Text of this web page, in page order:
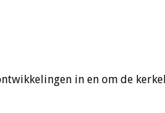
in en om de